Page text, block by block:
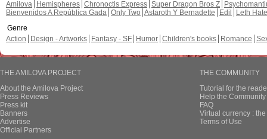
Amilova
Hemispheres Chronoctis Express Super Dragon Bros Z
Bienvenidos A República Gada Only Two Astaroth Y Bernadette Edil
Leth Hate
Genre
Action
Design - Artworks Fantasy - SF Humor Children's books Romance
THE AMILOVA PROJECT
About the Amilova Project
Press Reviews
Press kit
Banners
Advertise
Official Partners
THE COMMUNITY
Tutorial for the
Help the
FAQ
Virtual currency :
Terms of Use